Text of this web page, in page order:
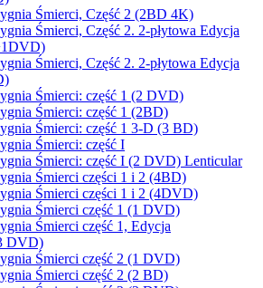
Śmierci, Część 2 (2BD 4K)
Śmierci, Część 2. 2-płytowa Edycja
Śmierci, Część 2. 2-płytowa Edycja
Śmierci: część 1 (2 DVD)
Śmierci: część 1 (2BD)
Śmierci: część 1 3-D (3 BD)
Śmierci: część I
Śmierci: część I (2 DVD) Lenticular
Śmierci części 1 i 2 (4BD)
Śmierci części 1 i 2 (4DVD)
Śmierci część 1 (1 DVD)
Śmierci część 1, Edycja
DVD)
Śmierci część 2 (1 DVD)
Śmierci część 2 (2 BD)